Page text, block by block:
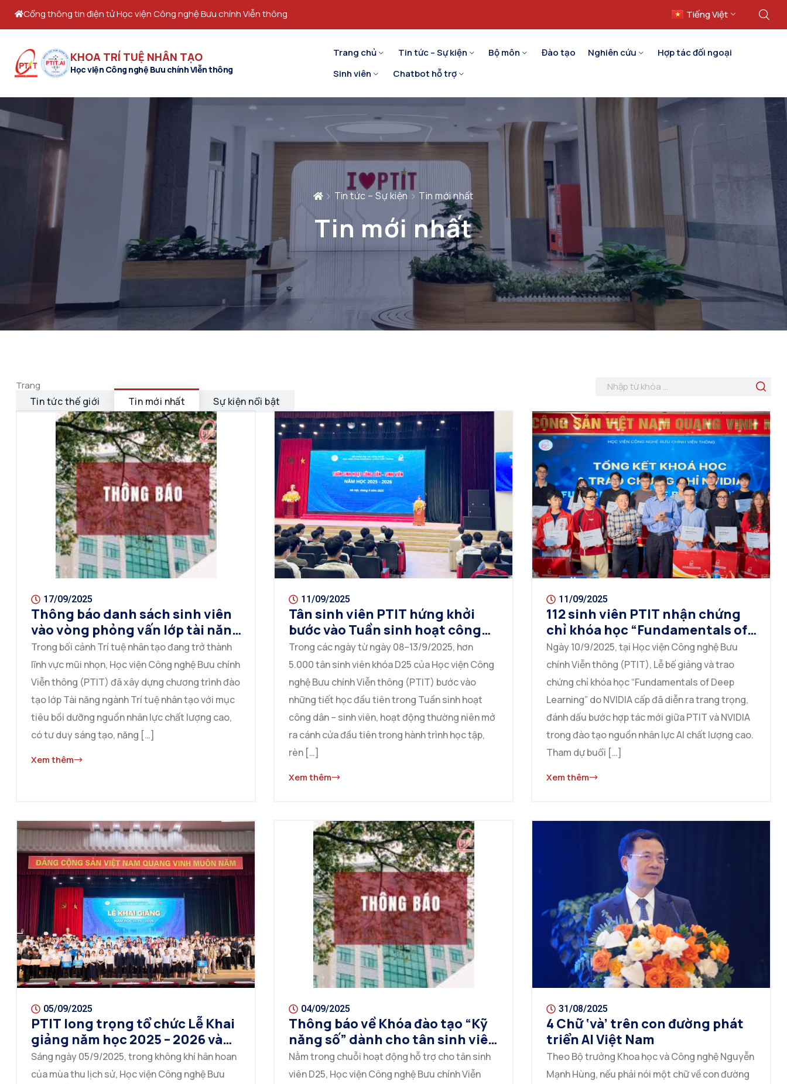
Cổng thông tin điện tử Học viện Công nghệ Bưu chính Viễn thông Tiếng Việt
English
KHOA TRÍ TUỆ NHÂN TẠO
Học viện Công nghệ Bưu chính Viễn thông
Trang chủ Tin tức – Sự kiện Bộ môn Đào tạo Nghiên cứu
Hợp tác đối ngoại
Sinh viên
Chatbot hỗ trợ
Tin tức – Sự kiện Tin mới nhất
Tin mới nhất
Trang
Tin tức thế giới Tin mới nhất Sự kiện nổi bật
17/09/2025
Thông báo danh sách sinh viên
vào vòng phỏng vấn lớp tài năng
AI
Trong bối cảnh Trí tuệ nhân tạo đang trở thành
lĩnh vực mũi nhọn, Học viện Công nghệ Bưu chính
Viễn thông (PTIT) đã xây dựng chương trình đào
tạo lớp Tài năng ngành Trí tuệ nhân tạo với mục
tiêu bồi dưỡng nguồn nhân lực chất lượng cao,
có tư duy sáng tạo, năng […]
Xem thêm
11/09/2025
Tân sinh viên PTIT hứng khởi
bước vào Tuần sinh hoạt công
dân – sinh viên năm học 2025
-2026
Trong các ngày từ ngày 08–13/9/2025, hơn
5.000 tân sinh viên khóa D25 của Học viện Công
nghệ Bưu chính Viễn thông (PTIT) bước vào
những tiết học đầu tiên trong Tuần sinh hoạt
công dân – sinh viên, hoạt động thường niên mở
ra cánh cửa đầu tiên trong hành trình học tập,
rèn […]
Xem thêm
11/09/2025
112 sinh viên PTIT nhận chứng
chỉ khóa học “Fundamentals of
Deep Learning” của NVIDIA
Ngày 10/9/2025, tại Học viện Công nghệ Bưu
chính Viễn thông (PTIT), Lễ bế giảng và trao
chứng chỉ khóa học “Fundamentals of Deep
Learning” do NVIDIA cấp đã diễn ra trang trọng,
đánh dấu bước hợp tác mới giữa PTIT và NVIDIA
trong đào tạo nguồn nhân lực AI chất lượng cao.
Tham dự buổi […]
Xem thêm
05/09/2025
PTIT long trọng tổ chức Lễ Khai
giảng năm học 2025 – 2026 và
chào đón gần 7.000 tân sinh
viên
Sáng ngày 05/9/2025, trong không khí hân hoan
của mùa thu lịch sử, Học viện Công nghệ Bưu
04/09/2025
Thông báo về Khóa đào tạo “Kỹ
năng số” dành cho tân sinh viên
D25
Nằm trong chuỗi hoạt động hỗ trợ cho tân sinh
viên D25, Học viện Công nghệ Bưu chính Viễn
31/08/2025
4 Chữ ‘và’ trên con đường phát
triển AI Việt Nam
Theo Bộ trưởng Khoa học và Công nghệ Nguyễn
Mạnh Hùng, nếu phải nói một chữ về con đường